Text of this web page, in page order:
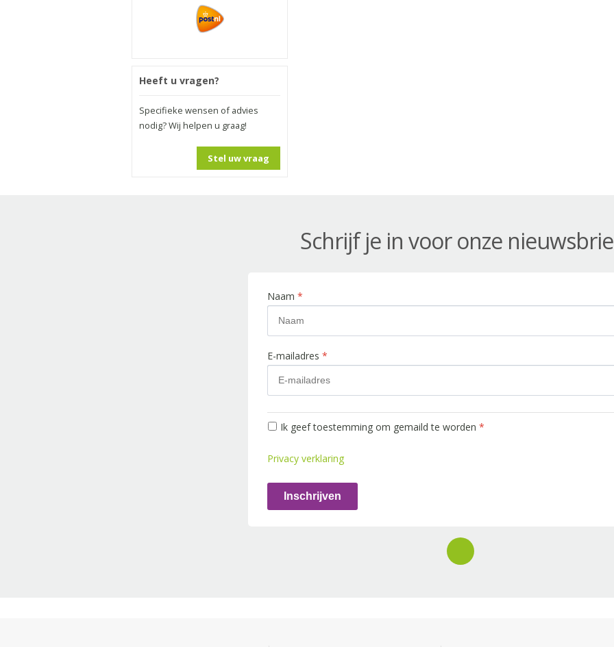
Heeft u vragen?
Specifieke wensen of advies
nodig? Wij helpen u graag!
Stel uw vraag
Schrijf je in voor onze
Naam *
E-mailadres *
Ik geef toestemming om gemaild te worden *
Privacy verklaring
Inschrijven